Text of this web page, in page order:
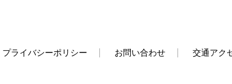
プライバシーポリシー お問い合わせ 交通アク